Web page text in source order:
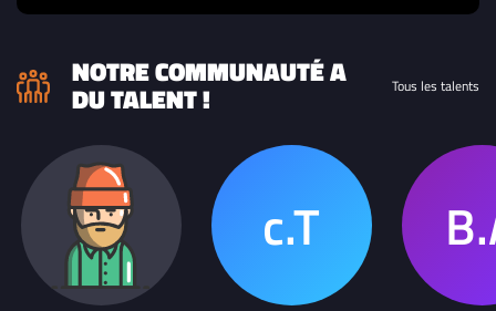
NOTRE COMMUNAUTÉ A
DU TALENT ! Tous les talents